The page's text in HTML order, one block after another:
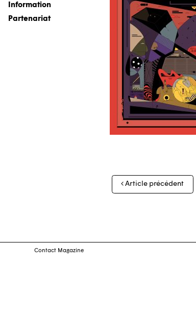
Information
Partenariat
Navigation
des
Article précédent
Contact Magazine